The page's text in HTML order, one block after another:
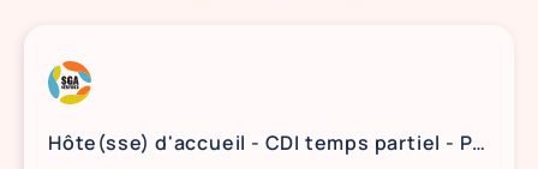
Hôte(sse) d'accueil - CDI temps partiel - Paris 5